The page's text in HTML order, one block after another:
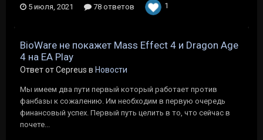
5 июля, 2021 78 ответов 1
BioWare не покажет Mass Effect 4 и Dragon Age
4 на EA Play
Ответ от Cepreus в Новости
Мы имеем два пути первый который работает против
фанбазы к сожалению. Им необходим в первую очередь
финансовый успех. Первый путь целить в то, что сейчас в
почете...